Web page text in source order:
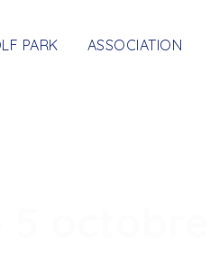
PARK ASSOCIATION